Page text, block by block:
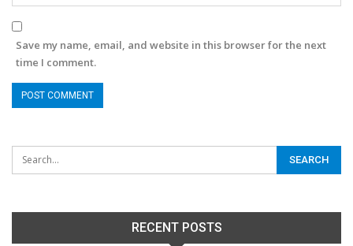
Save my name, email, and website in this browser for the next
time I comment.
RECENT POSTS